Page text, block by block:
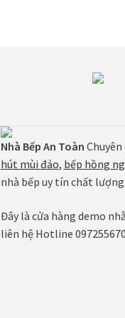
Nhà Bếp An Toàn
hút mùi đảo, bếp hồng
nhà bếp uy tín chất
Đây là cửa hàng demo
liên hệ Hotline